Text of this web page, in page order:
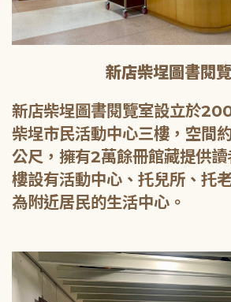
新店柴埕圖書閱
新店柴埕圖書閱覽室設立於
柴埕市民活動中心三樓，空間
公尺，擁有2萬餘冊館藏提供
樓設有活動中心、托兒所、托
為附近居民的生活中心。